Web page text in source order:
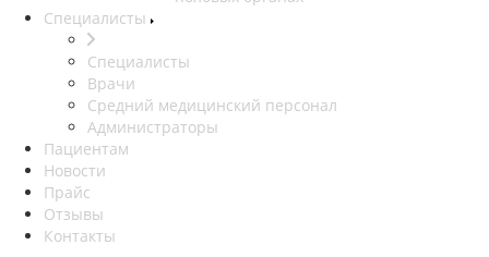
Специалисты
Специалисты
Врачи
Средний медицинский персонал
Администраторы
Пациентам
Новости
Прайс
Отзывы
Контакты